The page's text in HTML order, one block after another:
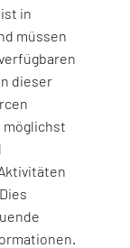
in
müssen
dieser
möglichst